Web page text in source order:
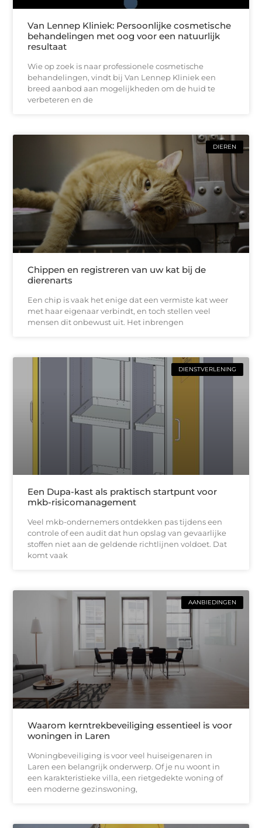
Van Lennep Kliniek: Persoonlijke cosmetische
behandelingen met oog voor een natuurlijk
resultaat
Wie op zoek is naar professionele cosmetische
behandelingen, vindt bij Van Lennep Kliniek een
breed aanbod aan mogelijkheden om de huid te
verbeteren en de
DIEREN
Chippen en registreren van uw kat bij de
dierenarts
Een chip is vaak het enige dat een vermiste kat weer
met haar eigenaar verbindt, en toch stellen veel
mensen dit onbewust uit. Het inbrengen
DIENSTVERLENING
Een Dupa-kast als praktisch startpunt voor
mkb-risicomanagement
Veel mkb-ondernemers ontdekken pas tijdens een
controle of een audit dat hun opslag van gevaarlijke
stoffen niet aan de geldende richtlijnen voldoet. Dat
komt vaak
AANBIEDINGEN
Waarom kerntrekbeveiliging essentieel is voor
woningen in Laren
Woningbeveiliging is voor veel huiseigenaren in
Laren een belangrijk onderwerp. Of je nu woont in
een karakteristieke villa, een rietgedekte woning of
een moderne gezinswoning,